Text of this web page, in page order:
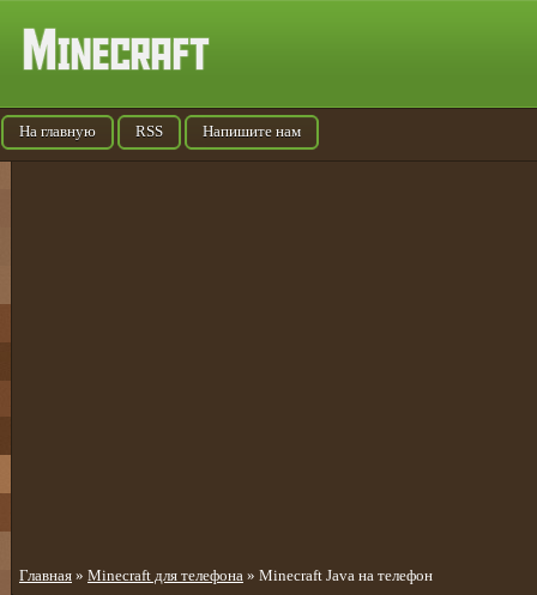
На главную RSS Напишите нам
Главная » Minecraft для телефона » Minecraft Java на телефон